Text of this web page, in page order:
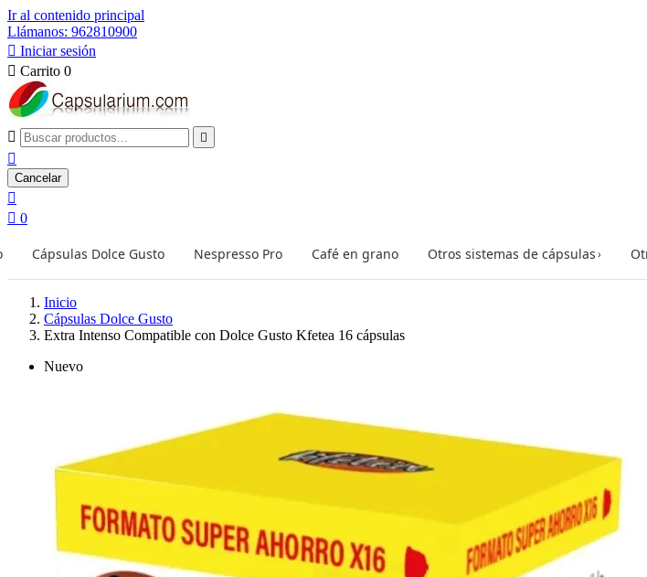
Ir al contenido principal
Llámanos: 962810900
 Iniciar sesión
 Carrito 0
 

Cancelar

 0
Cápsulas Dolce Gusto Nespresso Pro Café en grano Otros sistemas de cápsulas›
Inicio
Cápsulas Dolce Gusto
Extra Intenso Compatible con Dolce Gusto Kfetea 16 cápsulas
Nuevo